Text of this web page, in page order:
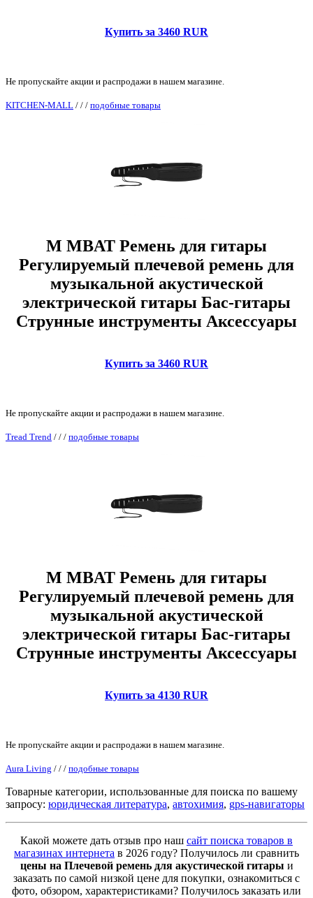
Купить за 3460 RUR
Не пропускайте акции и распродажи в нашем магазине.
KITCHEN-MALL / / / подобные товары
M MBAT Ремень для гитары
Регулируемый плечевой ремень для
музыкальной акустической
электрической гитары Бас-гитары
Струнные инструменты Аксессуары
Купить за 3460 RUR
Не пропускайте акции и распродажи в нашем магазине.
Tread Trend / / / подобные товары
M MBAT Ремень для гитары
Регулируемый плечевой ремень для
музыкальной акустической
электрической гитары Бас-гитары
Струнные инструменты Аксессуары
Купить за 4130 RUR
Не пропускайте акции и распродажи в нашем магазине.
Aura Living / / / подобные товары
Товарные категории, использованные для поиска по вашему
запросу: юридическая литература, автохимия, gps-навигаторы
Какой можете дать отзыв про наш сайт поиска товаров в
магазинах интернета в 2026 году? Получилось ли сравнить
цены на Плечевой ремень для акустической гитары и
заказать по самой низкой цене для покупки, ознакомиться с
фото, обзором, характеристиками? Получилось заказать или